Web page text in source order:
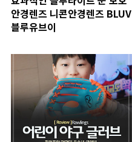
안경렌즈 니콘안경렌즈 BLUV
블루유브이